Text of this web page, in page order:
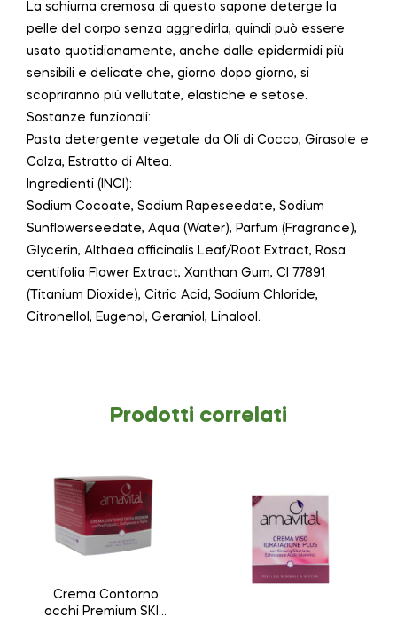
La schiuma cremosa di questo sapone deterge la
pelle del corpo senza aggredirla, quindi può essere
usato quotidianamente, anche dalle epidermidi più
sensibili e delicate che, giorno dopo giorno, si
scopriranno più vellutate, elastiche e setose.
Sostanze funzionali:
Pasta detergente vegetale da Oli di Cocco, Girasole e
Colza, Estratto di Altea.
Ingredienti (INCI):
Sodium Cocoate, Sodium Rapeseedate, Sodium
Sunflowerseedate, Aqua (Water), Parfum (Fragrance),
Glycerin, Althaea officinalis Leaf/Root Extract, Rosa
centifolia Flower Extract, Xanthan Gum, CI 77891
(Titanium Dioxide), Citric Acid, Sodium Chloride,
Citronellol, Eugenol, Geraniol, Linalool.
Prodotti correlati
Crema Contorno
occhi Premium SKIN